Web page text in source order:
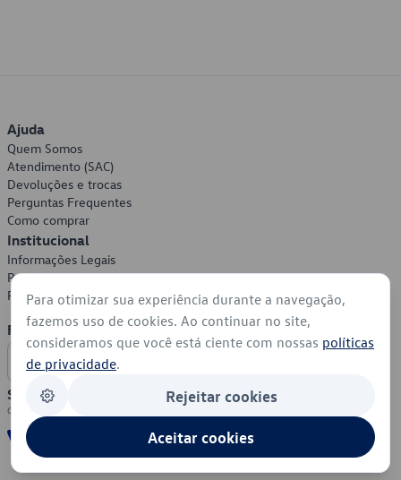
Ajuda
Quem Somos
Atendimento (SAC)
Devoluções e trocas
Perguntas Frequentes
Como comprar
Institucional
Informações Legais
Política de Privacidade
Política de Cookies
Formas de Pagamento
Segurança
Para otimizar sua experiência durante a navegação,
fazemos uso de cookies. Ao continuar no site,
consideramos que você está ciente com nossas políticas
de privacidade.
Rejeitar cookies
Aceitar cookies